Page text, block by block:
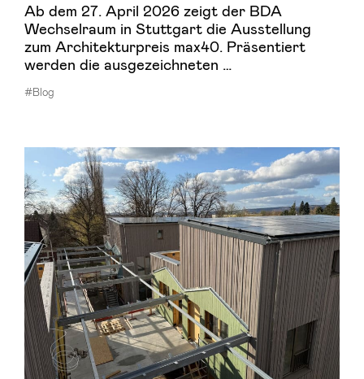
Ab dem 27. April 2026 zeigt der BDA
Wechselraum in Stuttgart die Ausstellung
zum Architekturpreis max40. Präsentiert
werden die ausgezeichneten …
#Blog